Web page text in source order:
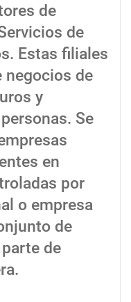
de
de
Estas filiales
negocios de
y
Se
en
por
o empresa
de
de